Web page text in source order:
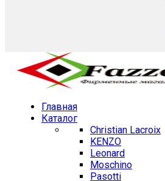
Главная
Каталог
Christian Lacroix
KENZO
Leonard
Moschino
Pasotti